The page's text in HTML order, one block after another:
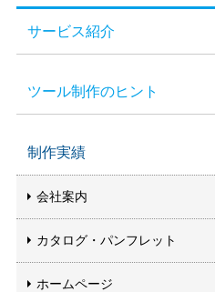
サービス紹介
ツール制作のヒント
制作実績
会社案内
カタログ・パンフレット
ホームページ